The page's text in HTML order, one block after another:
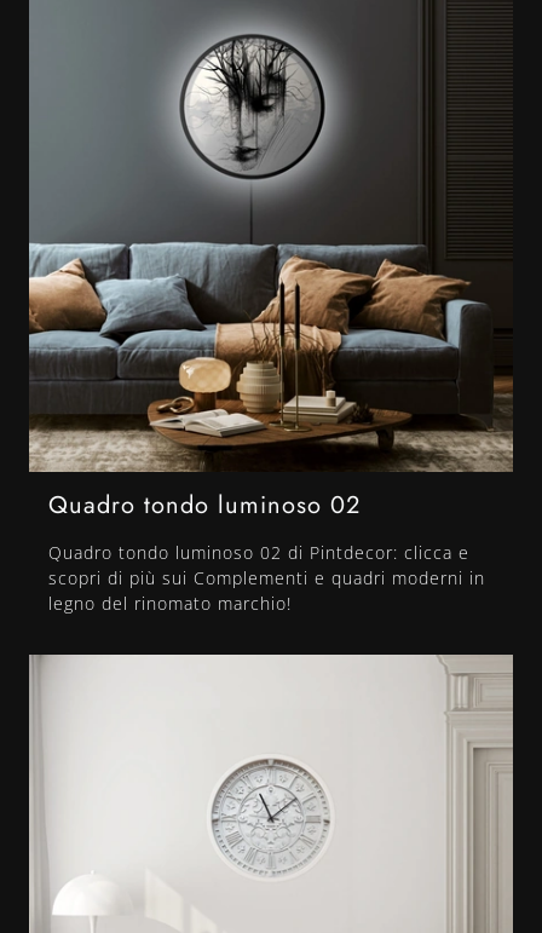
Quadro tondo luminoso 02
Quadro tondo luminoso 02 di Pintdecor: clicca e
scopri di più sui Complementi e quadri moderni in
legno del rinomato marchio!